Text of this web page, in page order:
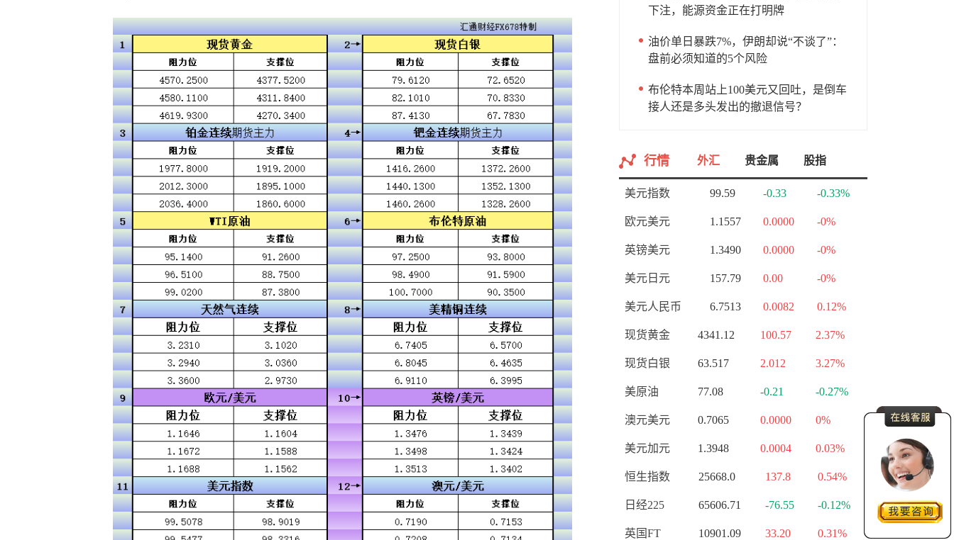
下注，能源资金正在打明牌
油价单日暴跌7%，伊朗却说“不谈了”：
盘前必须知道的5个风险
布伦特本周站上100美元又回吐，是倒车
接人还是多头发出的撤退信号？
行情 外汇 贵金属 股指
美元指数 99.59 -0.33 -0.33%
欧元美元 1.1557 0.0000 -0%
英镑美元 1.3490 0.0000 -0%
美元日元 157.79 0.00 -0%
美元人民币 6.7513 0.0082 0.12%
现货黄金 4341.12 100.57 2.37%
现货白银 63.517 2.012 3.27%
美原油 77.08 -0.21 -0.27%
澳元美元 0.7065 0.0000 0%
美元加元 1.3948 0.0004 0.03%
恒生指数 25668.0 137.8 0.54%
日经225 65606.71 -76.55 -0.12%
英国FT 10901.09 33.20 0.31%